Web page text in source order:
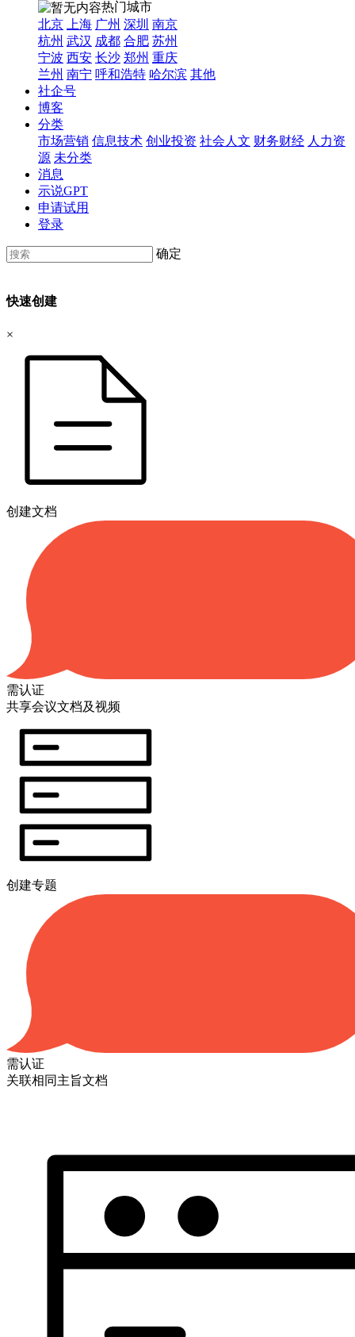
热门城市
北京
上海 广州 深圳 南京
杭州 武汉 成都 合肥 苏州
宁波 西安 长沙 郑州 重庆
兰州 南宁 呼和浩特 哈尔滨 其他
社企号
博客
分类
市场营销 信息技术 创业投资 社会人文 财务财经 人力资
源 未分类
消息
示说GPT
申请试用
登录
确定
快速创建
×
创建文档
需认证
共享会议文档及视频
创建专题
需认证
关联相同主旨文档